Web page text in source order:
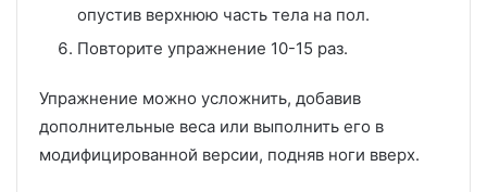
опустив верхнюю часть тела на пол.
Повторите упражнение 10-15 раз.
Упражнение можно усложнить, добавив
дополнительные веса или выполнить его в
модифицированной версии, подняв ноги вверх.